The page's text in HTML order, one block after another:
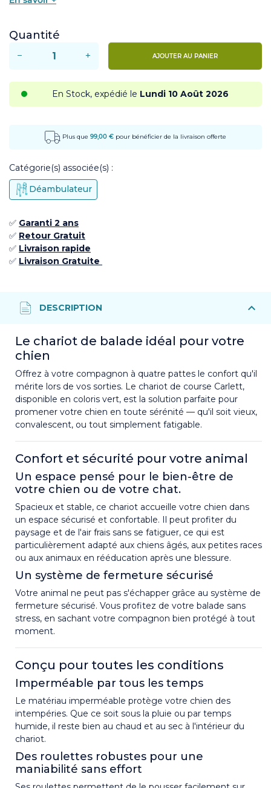
Quantité
− + AJOUTER AU PANIER
En Stock, expédié le Lundi 10 Août 2026
Plus que 99,00 € pour bénéficier de la livraison offerte
Catégorie(s) associée(s) :
Déambulateur
✅ Garanti 2 ans
✅ Retour Gratuit
✅ Livraison rapide
✅ Livraison Gratuite
Le chariot de balade idéal pour votre
chien
Offrez à votre compagnon à quatre pattes le confort qu'il
mérite lors de vos sorties. Le chariot de course Carlett,
disponible en coloris vert, est la solution parfaite pour
promener votre chien en toute sérénité — qu'il soit vieux,
convalescent, ou tout simplement fatigable.
Confort et sécurité pour votre animal
Un espace pensé pour le bien-être de
votre chien ou de votre chat.
Spacieux et stable, ce chariot accueille votre chien dans
un espace sécurisé et confortable. Il peut profiter du
paysage et de l'air frais sans se fatiguer, ce qui est
particulièrement adapté aux chiens âgés, aux petites races
ou aux animaux en rééducation après une blessure.
Un système de fermeture sécurisé
Votre animal ne peut pas s'échapper grâce au système de
fermeture sécurisé. Vous profitez de votre balade sans
stress, en sachant votre compagnon bien protégé à tout
moment.
Conçu pour toutes les conditions
Imperméable par tous les temps
Le matériau imperméable protège votre chien des
intempéries. Que ce soit sous la pluie ou par temps
humide, il reste bien au chaud et au sec à l'intérieur du
chariot.
Des roulettes robustes pour une
maniabilité sans effort